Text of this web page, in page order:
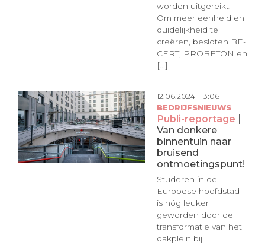
worden uitgereikt.
Om meer eenheid en
duidelijkheid te
creëren, besloten BE-
CERT, PROBETON en
[...]
12.06.2024 | 13:06 |
BEDRIJFSNIEUWS
Publi-reportage |
Van donkere
binnentuin naar
bruisend
ontmoetingspunt!
Studeren in de
Europese hoofdstad
is nóg leuker
geworden door de
transformatie van het
dakplein bij